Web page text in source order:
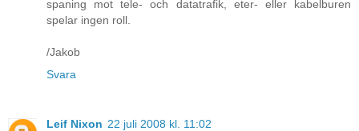
spaning mot tele- och datatrafik, eter- eller kabelburen
spelar ingen roll.
/Jakob
Svara
Leif Nixon 22 juli 2008 kl. 11:02